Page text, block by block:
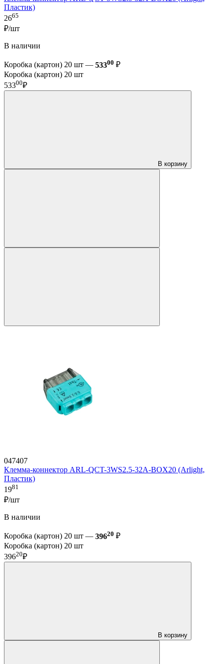
Пластик)
2665
₽/шт
В наличии
Коробка (картон) 20 шт — 53300 ₽
Коробка (картон) 20 шт
53300₽
В корзину
047407
Клемма-коннектор ARL-QCT-3WS2.5-32A-BOX20 (Arlight,
Пластик)
1981
₽/шт
В наличии
Коробка (картон) 20 шт — 39620 ₽
Коробка (картон) 20 шт
39620₽
В корзину